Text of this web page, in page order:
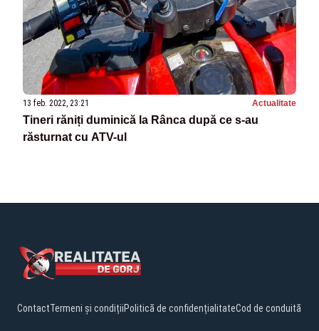
13 feb. 2022, 23:21 Actualitate
Tineri răniți duminică la Rânca după ce s-au
răsturnat cu ATV-ul
ContactTermeni și condițiiPolitică de confidențialitateCod de conduită